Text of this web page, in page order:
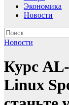
Экономика
Новости
Новости
Курс
Linux